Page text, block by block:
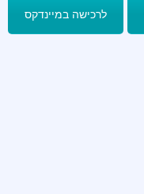
לרכישה במיינדקס